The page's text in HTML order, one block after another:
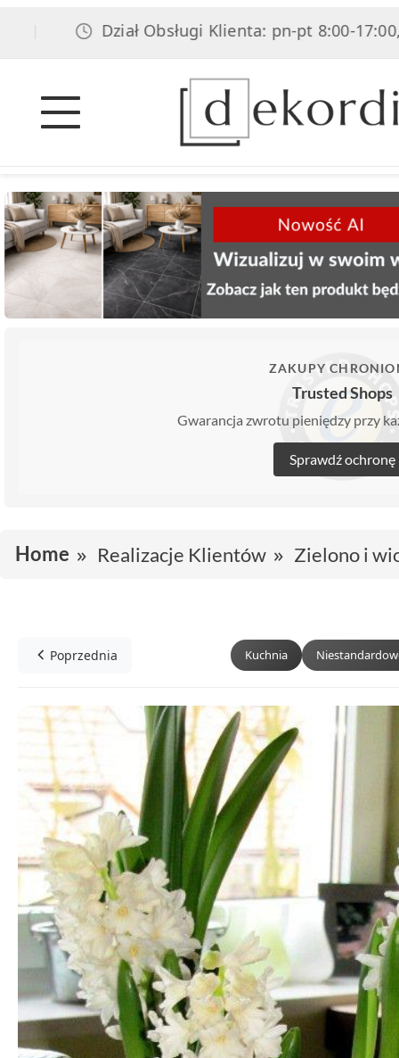
Dział Obsługi Klienta: pn-pt 8:00-17:00, sob
ZAKUPY
Trusted Shops
Gwarancja zwrotu pieniędzy przy
Sprawdź ochronę
Home Realizacje Klientów Zielono i
Poprzednia Kuchnia